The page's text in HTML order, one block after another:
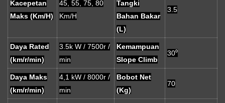
Kacepetan
Maks (Km/H)
45, 55, 75, 80
Km/H
Tangki
Bahan Bakar
(L)
3.5
Daya Rated
(km/r/min)
3.5k W / 7500r /
min
Kemampuan
Slope Climb
30⁰
Daya Maks
(km/r/min)
4,1 kW / 8000r /
min
Bobot Net
(Kg)
70